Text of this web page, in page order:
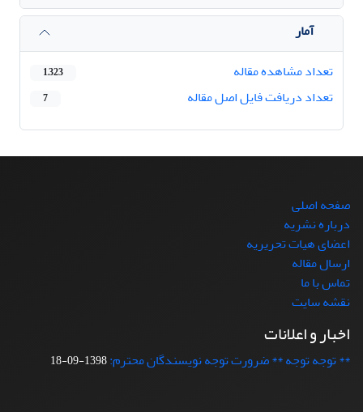
آمار
تعداد مشاهده مقاله
1,323
تعداد دریافت فایل اصل مقاله 7
صفحه اصلی
درباره نشریه
اعضای هیات تحریریه
ارسال مقاله
تماس با ما
نقشه سایت
اخبار و اعلانات
** توجه توجه ** ضرورت توجه نویسندگان محترم:1398-09-18